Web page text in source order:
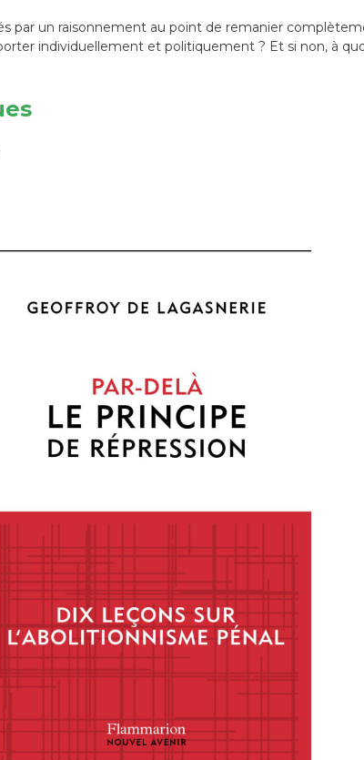
par un raisonnement au point de remanier
individuellement et politiquement ? Et si non, à